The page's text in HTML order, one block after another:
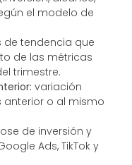
el modelo de
de tendencia que
de las métricas
trimestre.
variación
o al mismo
de inversión y
Ads, TikTok y